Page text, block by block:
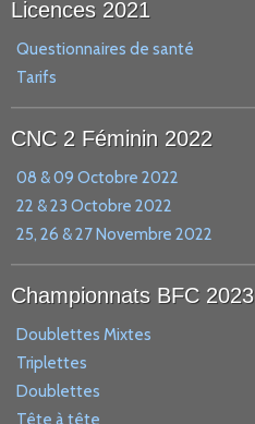
Licences 2021
Questionnaires de santé
Tarifs
CNC 2 Féminin 2022
08 & 09 Octobre 2022
22 & 23 Octobre 2022
25, 26 & 27 Novembre 2022
Championnats BFC 2023
Doublettes Mixtes
Triplettes
Doublettes
Tête à tête